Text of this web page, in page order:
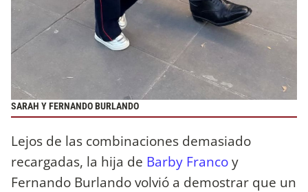
SARAH Y FERNANDO BURLANDO
Lejos de las combinaciones demasiado
recargadas, la hija de Barby Francoy
Fernando Burlando volvió a demostrar que un